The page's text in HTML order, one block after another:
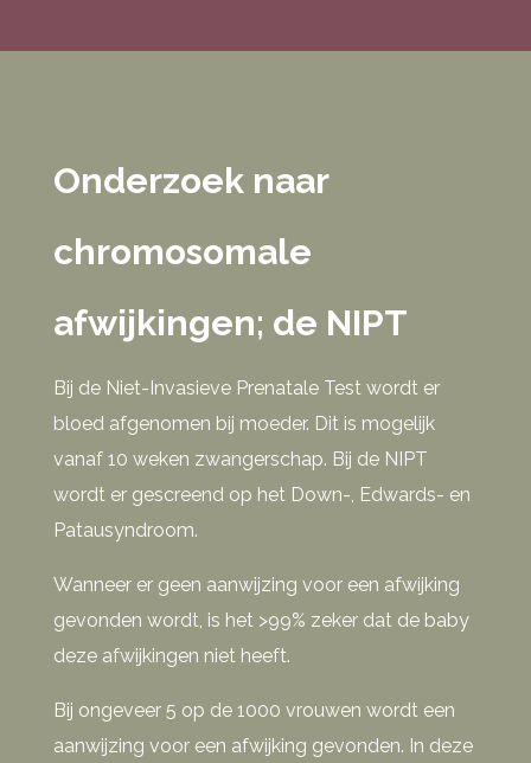
Onderzoek naar
chromosomale
afwijkingen; de NIPT
Bij de Niet-Invasieve Prenatale Test wordt er
bloed afgenomen bij moeder. Dit is mogelijk
vanaf 10 weken zwangerschap. Bij de NIPT
wordt er gescreend op het Down-, Edwards- en
Patausyndroom.
Wanneer er geen aanwijzing voor een afwijking
gevonden wordt, is het >99% zeker dat de baby
deze afwijkingen niet heeft.
Bij ongeveer 5 op de 1000 vrouwen wordt een
aanwijzing voor een afwijking gevonden. In deze